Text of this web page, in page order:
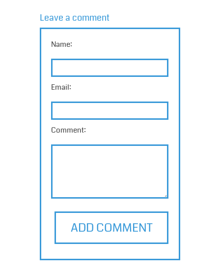
Leave a comment
Name:
Email:
Comment:
ADD COMMENT